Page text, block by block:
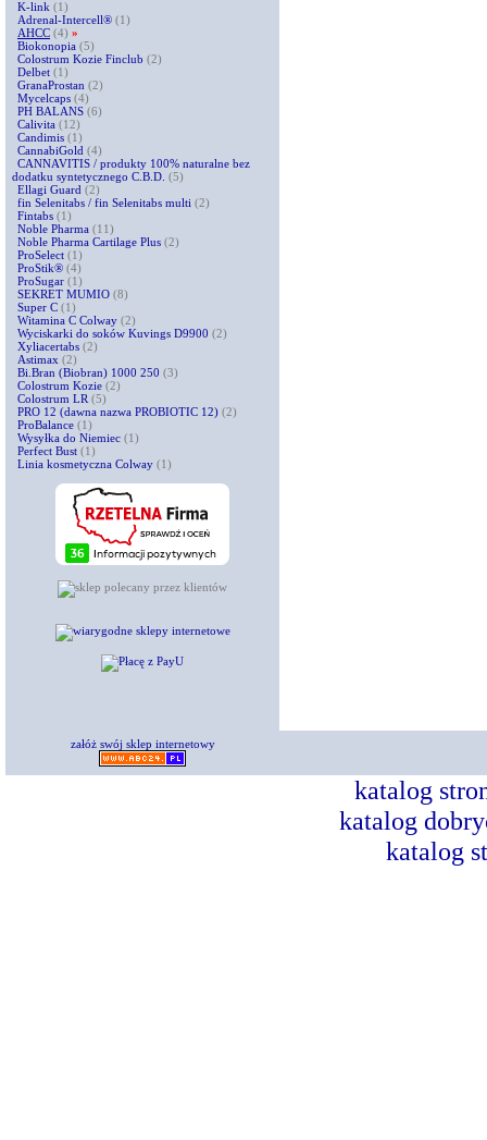
K-link (1)
Adrenal-Intercell® (1)
AHCC (4) »
Biokonopia (5)
Colostrum Kozie Finclub (2)
Delbet (1)
GranaProstan (2)
Mycelcaps (4)
PH BALANS (6)
Calivita (12)
Candimis (1)
CannabiGold (4)
CANNAVITIS / produkty 100% naturalne bez
dodatku syntetycznego C.B.D. (5)
Ellagi Guard (2)
fin Selenitabs / fin Selenitabs multi (2)
Fintabs (1)
Noble Pharma (11)
Noble Pharma Cartilage Plus (2)
ProSelect (1)
ProStik® (4)
ProSugar (1)
SEKRET MUMIO (8)
Super C (1)
Witamina C Colway (2)
Wyciskarki do soków Kuvings D9900 (2)
Xyliacertabs (2)
Astimax (2)
Bi.Bran (Biobran) 1000 250 (3)
Colostrum Kozie (2)
Colostrum LR (5)
PRO 12 (dawna nazwa PROBIOTIC 12) (2)
ProBalance (1)
Wysyłka do Niemiec (1)
Perfect Bust (1)
Linia kosmetyczna Colway (1)
załóż swój sklep internetowy
katalog
katalog
katalog